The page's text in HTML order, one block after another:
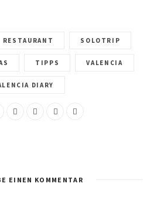
RESTAURANT SOLOTRIP
TIPPS VALENCIA
DIARY
EINEN KOMMENTAR